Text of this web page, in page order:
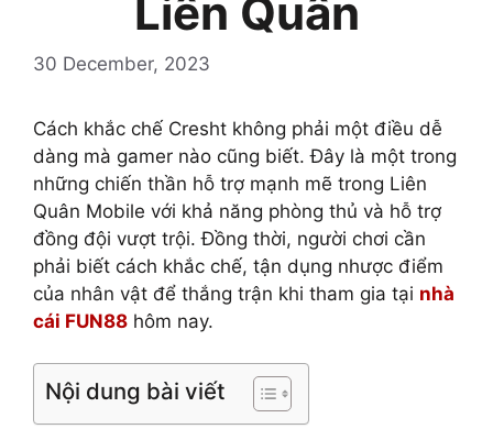
Liên Quân
30 December, 2023
Cách khắc chế Cresht không phải một điều dễ
dàng mà gamer nào cũng biết. Đây là một trong
những chiến thần hỗ trợ mạnh mẽ trong Liên
Quân Mobile với khả năng phòng thủ và hỗ trợ
đồng đội vượt trội. Đồng thời, người chơi cần
phải biết cách khắc chế, tận dụng nhược điểm
của nhân vật để thắng trận khi tham gia tại nhà
cái FUN88 hôm nay.
Nội dung bài viết